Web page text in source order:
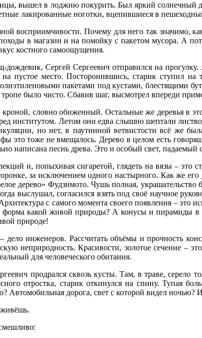
вышел в лоджию покурить. Был яркий солнечный
лакированные ноготки, вцепившиеся в
восприимчивости. Почему для него так значимо,
в магазин и на помойку с пакетом мусора. А
костного самоощущения.
дождевик, Сергей Сергеевич отправился на
пустое место. Посторонившись, старик ступил
пакетами под кустами, блестящими
тропе было чисто. Сбавив шаг, высмотрел впереди
кроной, словно обиженный. Остальные же деревья в
институтом. Летом они едва слышно шептали
но нет, в паутинной ветвистости всё же
это тоже не вмещалось. Дерево в целом есть
написана песнь древа. Это и особый свет,
и, попыхивая сигаретой, глядеть на вязы – это
за исключением одного настырного. Как же
дерево» Фудзимото. Чушь полная,
выслушал, согласился взять под своё научное
с самого момента своего появления –
форма какой живой природы? А конусы и пирамиды
природе!
дело инженеров. Рассчитать объёмы и прочность
неприродность. Красивости, золотое сечение –
для человеческого обитания.
продрался сквозь кусты. Там, в траве, серело
отростка, старик откинулся на спину. Тупая
Автомобильная дорога, свет с которой видел